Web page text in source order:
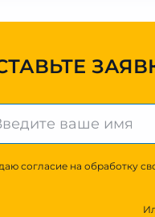
согласие на обработку